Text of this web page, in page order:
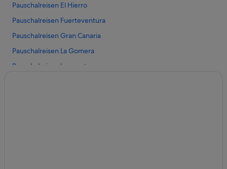
Pauschalreisen El Hierro
Pauschalreisen Fuerteventura
Pauschalreisen Gran Canaria
Pauschalreisen La Gomera
Pauschalreisen Lanzarote